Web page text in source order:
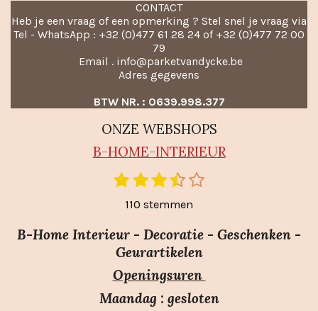
CONTACT
Heb je een vraag of een opmerking ? Stel snel je vraag via
Tel - WhatsApp : +32 (0)477 61 28 24 of +32 (0)477 72 00
79
Email . info@parketvandycke.be
Adres gegevens
BTW NR. : 0639.998.377
ONZE WEBSHOPS
B-HOME-INTERIEUR
1
e
r
2
s
t
e
r
e
n
3
s
t
e
r
e
n
4
t
e
r
e
n
5
t
e
r
e
n
S
m
110 stemmen
B-Home Interieur - Decoratie - Geschenken -
Geurartikelen
Openingsuren
Maandag : gesloten